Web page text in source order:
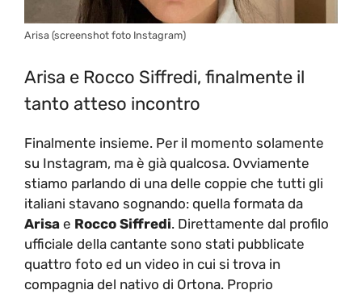
Arisa (screenshot foto Instagram)
Arisa e Rocco Siffredi, finalmente il
tanto atteso incontro
Finalmente insieme. Per il momento solamente
su Instagram, ma è già qualcosa. Ovviamente
stiamo parlando di una delle coppie che tutti gli
italiani stavano sognando: quella formata da
Arisa e Rocco Siffredi. Direttamente dal profilo
ufficiale della cantante sono stati pubblicate
quattro foto ed un video in cui si trova in
compagnia del nativo di Ortona. Proprio